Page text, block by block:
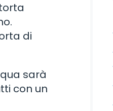
di
sarà
con un